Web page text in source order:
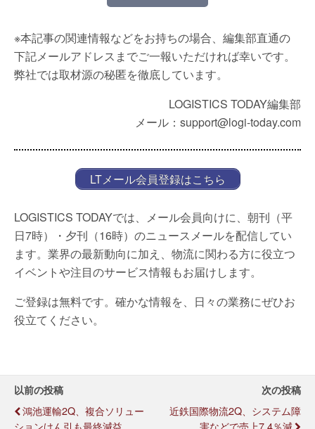
※本記事の関連情報などをお持ちの場合、編集部直通の
下記メールアドレスまでご一報いただければ幸いです。
弊社では取材源の秘匿を徹底しています。
LOGISTICS TODAY編集部
メール：support@logi-today.com
LTメール会員登録はこちら
LOGISTICS TODAYでは、メール会員向けに、朝刊（平
日7時）・夕刊（16時）のニュースメールを配信してい
ます。業界の最新動向に加え、物流に関わる方に役立つ
イベントや注目のサービス情報もお届けします。
ご登録は無料です。確かな情報を、日々の業務にぜひお
役立てください。
以前の投稿
鴻池運輸2Q、複合ソリュー
ションけん引も最終減益
次の投稿
近鉄国際物流2Q、システム障
害などで売上7.4％減